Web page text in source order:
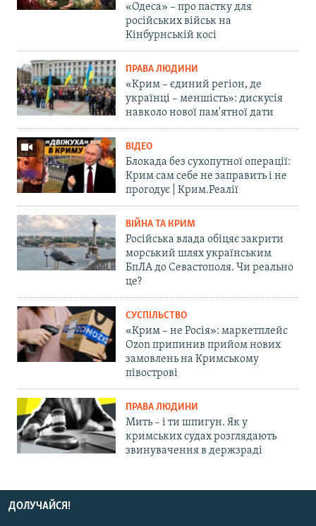
«Одеса» – про пастку для
російських військ на
Кінбурнській косі
ПРАВА ЛЮДИНИ
«Крим – єдиний регіон, де
українці – меншість»: дискусія
навколо нової пам'ятної дати
ВІДЕО
Блокада без сухопутної операції:
Крим сам себе не заправить і не
прогодує | Крим.Реалії
ВІЙНА ТА КРИМ
Російська влада обіцяє закрити
морський шлях українським
БпЛА до Севастополя. Чи реально
це?
СУСПІЛЬСТВО
«Крим – не Росія»: маркетплейс
Ozon припинив прийом нових
замовлень на Кримському
півострові
ПРАВА ЛЮДИНИ
Мить – і ти шпигун. Як у
кримських судах розглядають
звинувачення в держзраді
ДОЛУЧАЙСЯ!